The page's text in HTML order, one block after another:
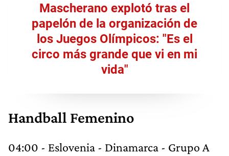
Mascherano explotó tras el
papelón de la organización de
los Juegos Olímpicos: "Es el
circo más grande que vi en mi
vida"
Handball Femenino
04:00 - Eslovenia - Dinamarca - Grupo A